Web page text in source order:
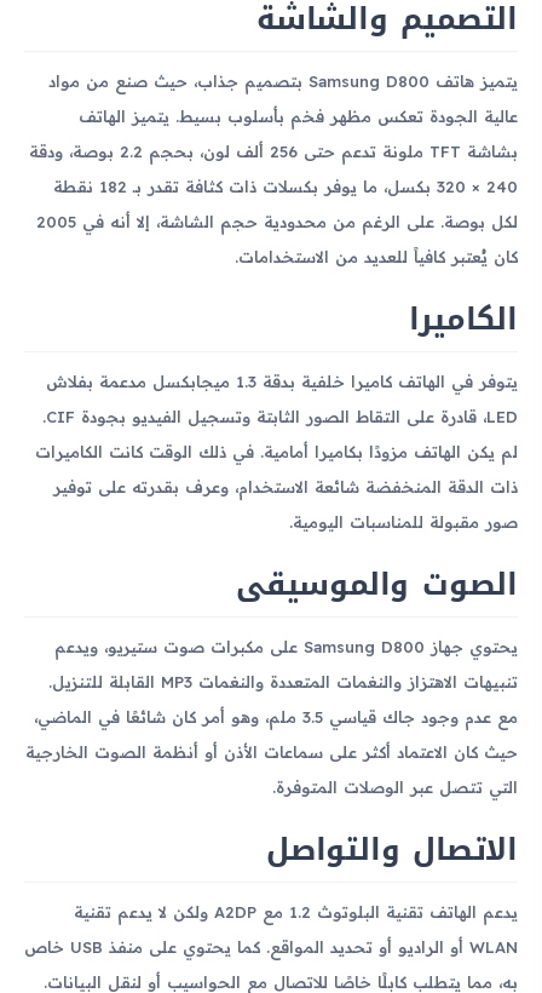
التصميم والشاشة
يتميز هاتف Samsung D800 بتصميم جذاب، حيث صنع من مواد
عالية الجودة تعكس مظهر فخم بأسلوب بسيط. يتميز الهاتف
بشاشة TFT ملونة تدعم حتى 256 ألف لون، بحجم 2.2 بوصة، ودقة
240 × 320 بكسل، ما يوفر بكسلات ذات كثافة تقدر بـ 182 نقطة
لكل بوصة. على الرغم من محدودية حجم الشاشة، إلا أنه في 2005
كان يُعتبر كافياً للعديد من الاستخدامات.
الكاميرا
يتوفر في الهاتف كاميرا خلفية بدقة 1.3 ميجابكسل مدعمة بفلاش
LED، قادرة على التقاط الصور الثابتة وتسجيل الفيديو بجودة CIF.
لم يكن الهاتف مزودًا بكاميرا أمامية. في ذلك الوقت كانت الكاميرات
ذات الدقة المنخفضة شائعة الاستخدام، وعرف بقدرته على توفير
صور مقبولة للمناسبات اليومية.
الصوت والموسيقى
يحتوي جهاز Samsung D800 على مكبرات صوت ستيريو، ويدعم
تنبيهات الاهتزاز والنغمات المتعددة والنغمات MP3 القابلة للتنزيل.
مع عدم وجود جاك قياسي 3.5 ملم، وهو أمر كان شائعًا في الماضي،
حيث كان الاعتماد أكثر على سماعات الأذن أو أنظمة الصوت الخارجية
التي تتصل عبر الوصلات المتوفرة.
الاتصال والتواصل
يدعم الهاتف تقنية البلوتوث 1.2 مع A2DP ولكن لا يدعم تقنية
WLAN أو الراديو أو تحديد المواقع. كما يحتوي على منفذ USB خاص
به، مما يتطلب كابلًا خاصًا للاتصال مع الحواسيب أو لنقل البيانات.